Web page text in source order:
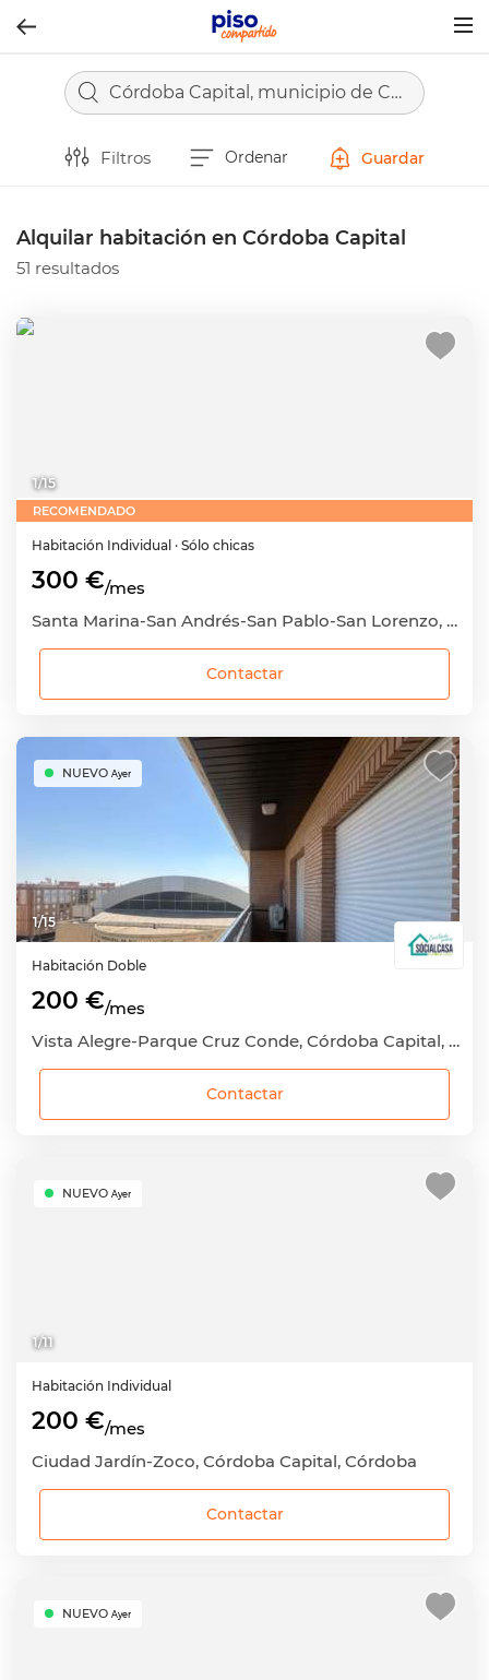
Córdoba Capital, municipio de Córdoba
Filtros Ordenar Guardar
Alquilar habitación en Córdoba Capital
51 resultados
1/15
RECOMENDADO
Habitación Individual · Sólo chicas
300 €/mes
Santa Marina-San Andrés-San Pablo-San Lorenzo, Córdoba Capital, Córdoba
Contactar
1/15
NUEVO Ayer
Habitación Doble
200 €/mes
Vista Alegre-Parque Cruz Conde, Córdoba Capital, Córdoba
Contactar
1/11
NUEVO Ayer
Habitación Individual
200 €/mes
Ciudad Jardín-Zoco, Córdoba Capital, Córdoba
Contactar
NUEVO Ayer